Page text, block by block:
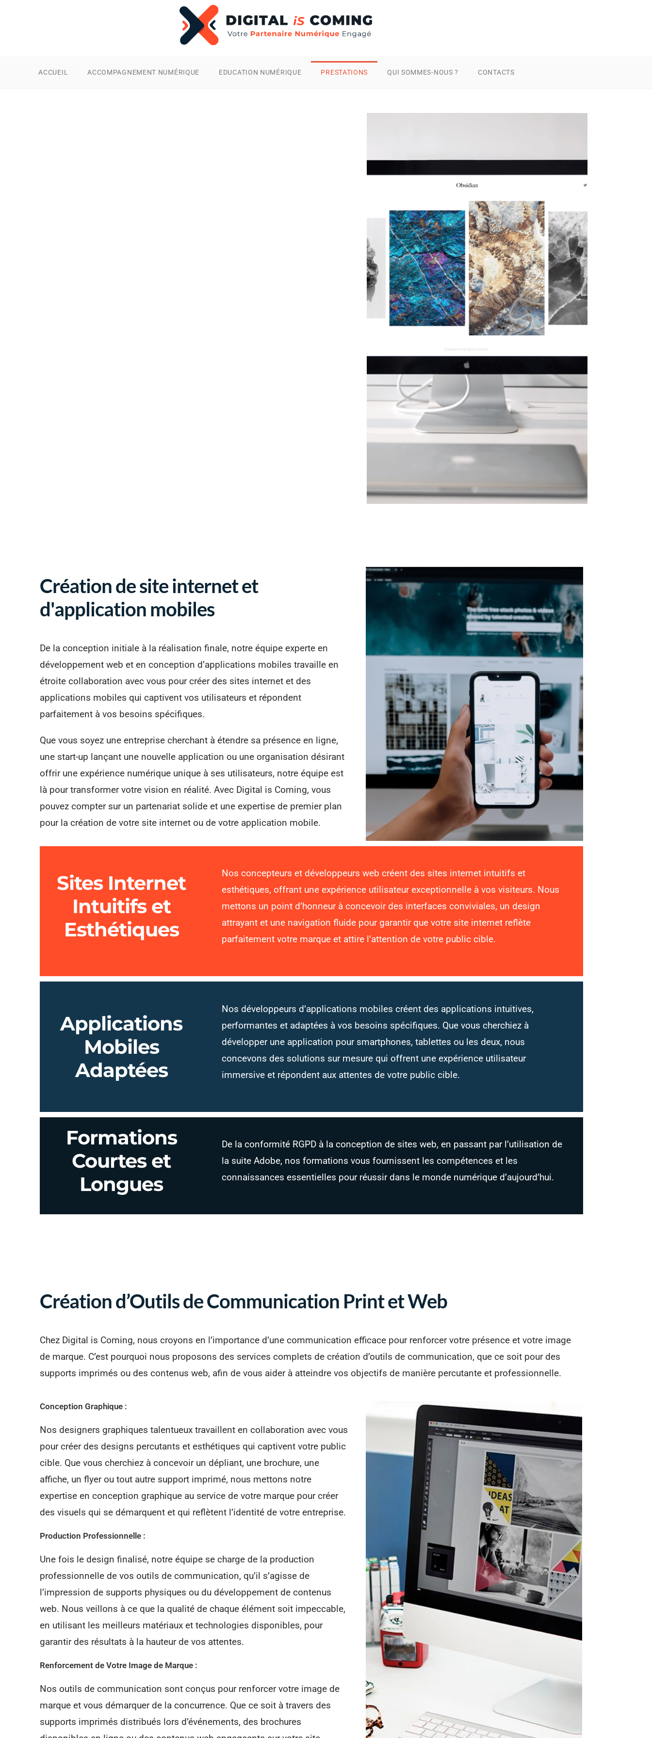
ACCUEIL ACCOMPAGNEMENT NUMÉRIQUE EDUCATION NUMÉRIQUE PRESTATIONS QUI SOMMES-NOUS ? CONTACTS
Création de site internet et
d'application mobiles
De la conception initiale à la réalisation finale, notre équipe experte en
développement web et en conception d’applications mobiles travaille en
étroite collaboration avec vous pour créer des sites internet et des
applications mobiles qui captivent vos utilisateurs et répondent
parfaitement à vos besoins spécifiques.
Que vous soyez une entreprise cherchant à étendre sa présence en ligne,
une start-up lançant une nouvelle application ou une organisation désirant
offrir une expérience numérique unique à ses utilisateurs, notre équipe est
là pour transformer votre vision en réalité. Avec Digital is Coming, vous
pouvez compter sur un partenariat solide et une expertise de premier plan
pour la création de votre site internet ou de votre application mobile.
Sites Internet
Intuitifs et
Esthétiques
Nos concepteurs et développeurs web créent des sites internet intuitifs et
esthétiques, offrant une expérience utilisateur exceptionnelle à vos visiteurs. Nous
mettons un point d’honneur à concevoir des interfaces conviviales, un design
attrayant et une navigation fluide pour garantir que votre site internet reflète
parfaitement votre marque et attire l’attention de votre public cible.
Applications
Mobiles
Adaptées
Nos développeurs d’applications mobiles créent des applications intuitives,
performantes et adaptées à vos besoins spécifiques. Que vous cherchiez à
développer une application pour smartphones, tablettes ou les deux, nous
concevons des solutions sur mesure qui offrent une expérience utilisateur
immersive et répondent aux attentes de votre public cible.
Formations
Courtes et
Longues
De la conformité RGPD à la conception de sites web, en passant par l’utilisation de
la suite Adobe, nos formations vous fournissent les compétences et les
connaissances essentielles pour réussir dans le monde numérique d’aujourd’hui.
Création d’Outils de Communication Print et Web
Chez Digital is Coming, nous croyons en l’importance d’une communication efficace pour renforcer votre présence et votre image
de marque. C’est pourquoi nous proposons des services complets de création d’outils de communication, que ce soit pour des
supports imprimés ou des contenus web, afin de vous aider à atteindre vos objectifs de manière percutante et professionnelle.
Conception Graphique :
Nos designers graphiques talentueux travaillent en collaboration avec vous
pour créer des designs percutants et esthétiques qui captivent votre public
cible. Que vous cherchiez à concevoir un dépliant, une brochure, une
affiche, un flyer ou tout autre support imprimé, nous mettons notre
expertise en conception graphique au service de votre marque pour créer
des visuels qui se démarquent et qui reflètent l’identité de votre entreprise.
Production Professionnelle :
Une fois le design finalisé, notre équipe se charge de la production
professionnelle de vos outils de communication, qu’il s’agisse de
l’impression de supports physiques ou du développement de contenus
web. Nous veillons à ce que la qualité de chaque élément soit impeccable,
en utilisant les meilleurs matériaux et technologies disponibles, pour
garantir des résultats à la hauteur de vos attentes.
Renforcement de Votre Image de Marque :
Nos outils de communication sont conçus pour renforcer votre image de
marque et vous démarquer de la concurrence. Que ce soit à travers des
supports imprimés distribués lors d’événements, des brochures